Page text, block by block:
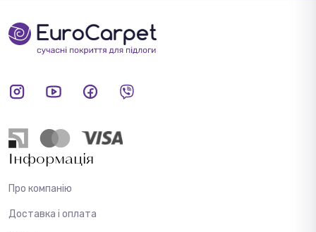
Інформація
Про компанію
Доставка і оплата